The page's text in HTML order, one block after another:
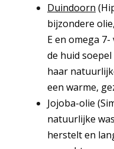
Duindoorn
bijzondere
E en omega
de huid
haar
een warme,
Jojoba-olie
natuurlijke
herstelt en